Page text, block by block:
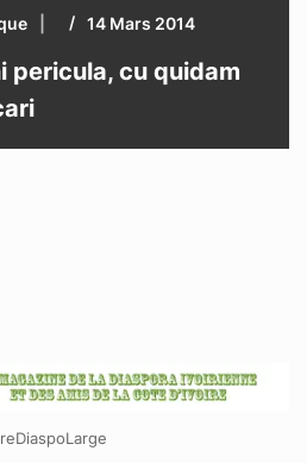
14 Mars 2014
pericula, cu quidam